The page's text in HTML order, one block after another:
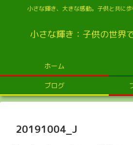
小さな輝き、大きな感動。子供と共に
小さな輝き：子供の世界
ホーム
ブログ
20191004_J